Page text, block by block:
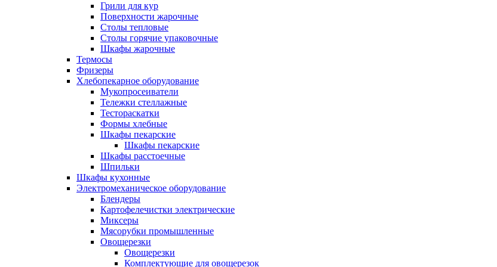
Грили для кур
Поверхности жарочные
Столы тепловые
Столы горячие упаковочные
Шкафы жарочные
Термосы
Фризеры
Хлебопекарное оборудование
Мукопросеиватели
Тележки стеллажные
Тестораскатки
Формы хлебные
Шкафы пекарские
Шкафы пекарские
Шкафы расстоечные
Шпильки
Шкафы кухонные
Электромеханическое оборудование
Блендеры
Картофелечистки электрические
Миксеры
Мясорубки промышленные
Овощерезки
Овощерезки
Комплектующие для овощерезок